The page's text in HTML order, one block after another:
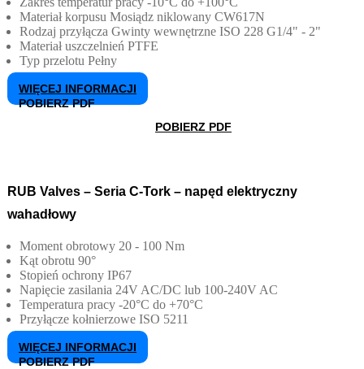
Materiał korpusu Mosiądz niklowany CW617N
Rodzaj przyłącza Gwinty wewnętrzne ISO 228 G1/4" - 2"
Materiał uszczelnień PTFE
Typ przelotu Pełny
WIĘCEJ INFORMACJI
POBIERZ PDF
POBIERZ PDF
RUB Valves – Seria C-Tork – napęd elektryczny
wahadłowy
Moment obrotowy 20 - 100 Nm
Kąt obrotu 90°
Stopień ochrony IP67
Napięcie zasilania 24V AC/DC lub 100-240V AC
Temperatura pracy -20°C do +70°C
Przyłącze kołnierzowe ISO 5211
WIĘCEJ INFORMACJI
POBIERZ PDF